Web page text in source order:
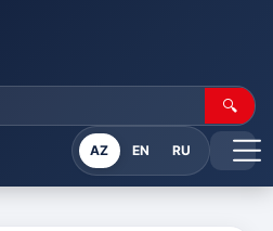
🔍
AZ EN RU